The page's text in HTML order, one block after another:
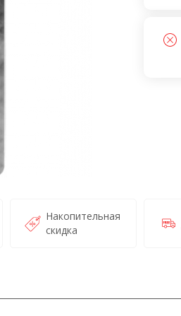
Накопительная
скидка